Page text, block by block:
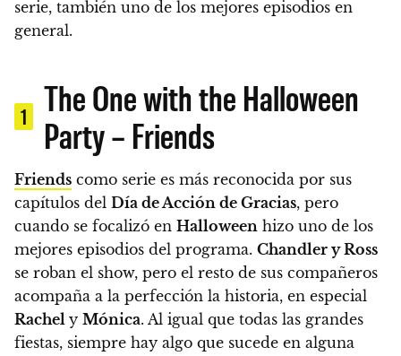
serie, también uno de los mejores episodios en
general.
1
The One with the Halloween
Party – Friends
Friends como serie es más reconocida por sus
capítulos del Día de Acción de Gracias, pero
cuando se focalizó en Halloween hizo uno de los
mejores episodios del programa. Chandler y Ross
se roban el show, pero el resto de sus compañeros
acompaña a la perfección la historia, en especial
Rachel y Mónica. Al igual que todas las grandes
fiestas, siempre hay algo que sucede en alguna